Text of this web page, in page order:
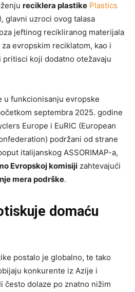
reciklera plastike Plastics
glavni uzroci ovog talasa
jeftinog recikliranog materijala
evropskim reciklatom, kao i
koji dodatno otežavaju
u funkcionisanju evropske
septembra 2025. godine
Europe i EuRIC (European
podržani od strane
italijanskog ASSORIMAP-a,
Evropskoj komisiji zahtevajući
mera podrške.
domaću
postalo je globalno, te tako
konkurente iz Azije i
često dolaze po znatno nižim